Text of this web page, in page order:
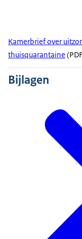
Kamerbrief over
thuisquarantaine
Bijlagen